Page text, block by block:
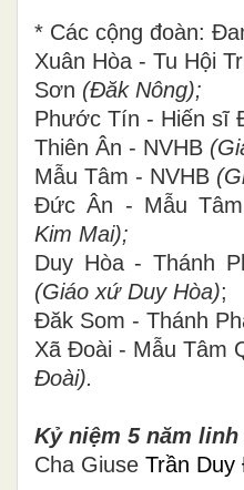
* Các cộng đoàn:
Xuân Hòa - Tu Hội
Sơn (Đăk Nông);
Phước Tín - Hiến sĩ
Thiên Ân - NVHB
Mẫu Tâm - NVHB
Đức Ân - Mẫu
Kim Mai);
Duy Hòa - Thánh
(Giáo xứ Duy Hòa);
Đăk Som - Thánh
Xã Đoài - Mẫu Tâm
Đoài).
Kỷ niệm 5 năm linh
Cha Giuse Trần Duy